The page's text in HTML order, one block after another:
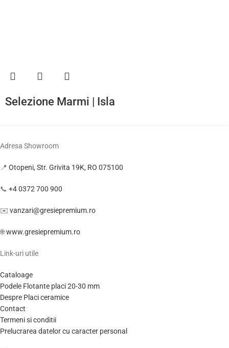
Selezione Marmi | Isla
Adresa Showroom
📍 Otopeni, Str. Grivita 19K, RO 075100
📞 +4 0372 700 900
✉️ vanzari@gresiepremium.ro
🌐www.gresiepremium.ro
Link-uri utile
Cataloage
Podele Flotante placi 20-30 mm
Despre Placi ceramice
Contact
Termeni si conditii
Prelucrarea datelor cu caracter personal